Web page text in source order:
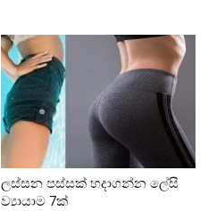
ලස්සන පස්සක් හදාගන්න ලේසි
ව්‍යායාම 7ක්